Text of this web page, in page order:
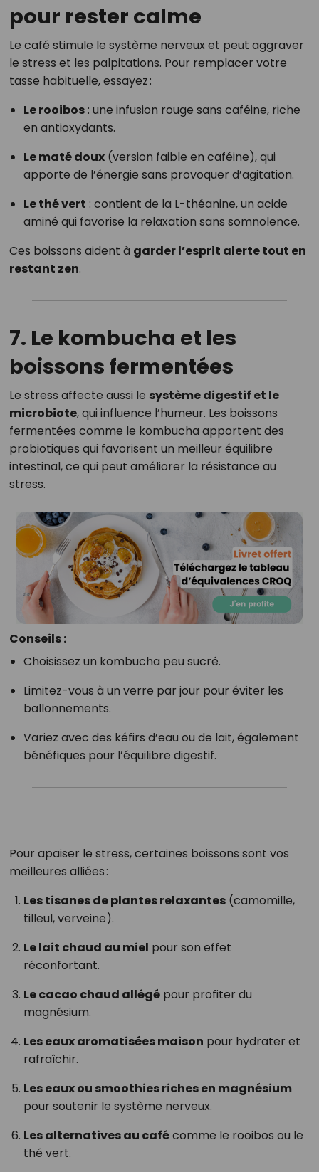
pour rester calme
Le café stimule le système nerveux et peut aggraver
le stress et les palpitations. Pour remplacer votre
tasse habituelle, essayez :
Le rooibos: une infusion rouge sans caféine, riche
en antioxydants.
Le maté doux(version faible en caféine), qui
apporte de l’énergie sans provoquer d’agitation.
Le thé vert : contient de la L-théanine, un acide
aminé qui favorise la relaxation sans somnolence.
Ces boissons aident à garder l’esprit alerte tout en
restant zen.
7. Le kombucha et les
boissons fermentées
Le stress affecte aussi le système digestif et le
microbiote, qui influence l’humeur. Les boissons
fermentées comme le kombucha apportent des
probiotiques qui favorisent un meilleur équilibre
intestinal, ce qui peut améliorer la résistance au
stress.
Conseils :
Choisissez un kombucha peu sucré.
Limitez-vous à un verre par jour pour éviter les
ballonnements.
Variez avec des kéfirs d’eau ou de lait, également
bénéfiques pour l’équilibre digestif.
Pour apaiser le stress, certaines boissons sont vos
meilleures alliées :
Les tisanes de plantes relaxantes(camomille,
tilleul, verveine).
Le lait chaud au miel pour son effet
réconfortant.
Le cacao chaud allégépour profiter du
magnésium.
Les eaux aromatisées maison pour hydrater et
rafraîchir.
Les eaux ou smoothies riches en magnésium
pour soutenir le système nerveux.
Les alternatives au cafécomme le rooibos ou le
thé vert.